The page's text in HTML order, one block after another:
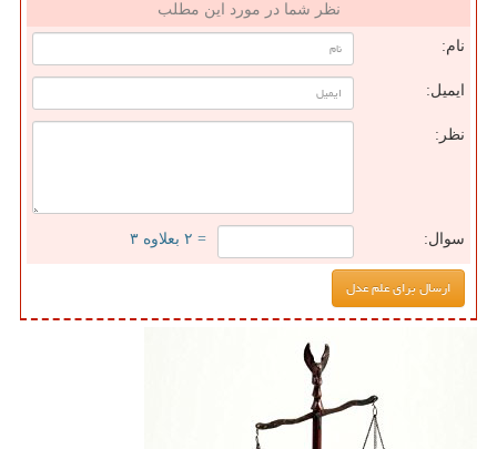
نظر شما در مورد این مطلب
نام:
ایمیل:
نظر:
سوال: = ۲ بعلاوه ۳